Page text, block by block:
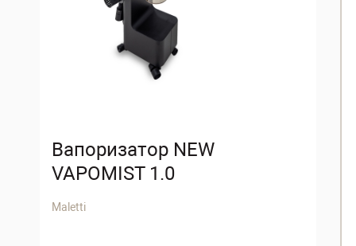
Вапоризатор NEW
VAPOMIST 1.0
Maletti